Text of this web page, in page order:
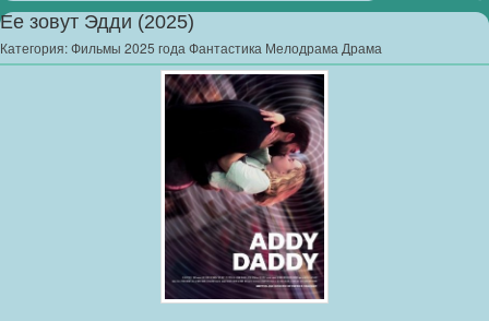
Ее зовут Эдди (2025)
Категория:Фильмы 2025 года Фантастика Мелодрама Драма